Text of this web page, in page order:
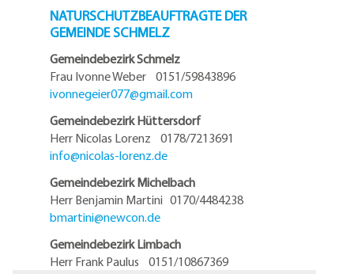
NATURSCHUTZBEAUFTRAGTE DER
GEMEINDE SCHMELZ
Gemeindebezirk Schmelz
Frau Ivonne Weber 0151/59843896
ivonnegeier077@gmail.com
Gemeindebezirk Hüttersdorf
Herr Nicolas Lorenz 0178/7213691
info@nicolas-lorenz.de
Gemeindebezirk Michelbach
Herr Benjamin Martini 0170/4484238
bmartini@newcon.de
Gemeindebezirk Limbach
Herr Frank Paulus 0151/10867369